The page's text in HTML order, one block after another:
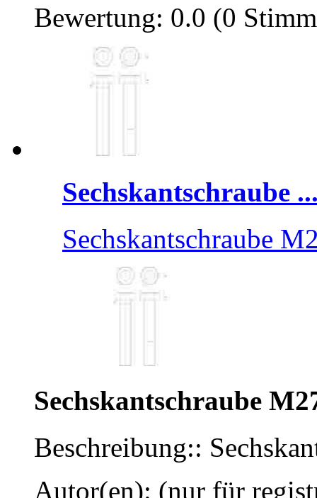
Bewertung: 0.0 (0
Sechskantschraube
Sechskantschraube
Sechskantschraube
Beschreibung::
Autor(en): (nur für